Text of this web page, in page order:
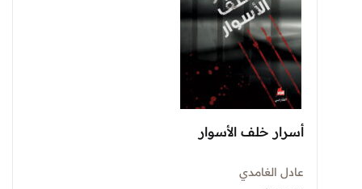
أسرار خلف الأسوار
عادل الغامدي